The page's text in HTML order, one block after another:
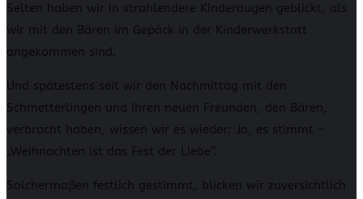
Selten haben wir in strahlendere Kinderaugen geblickt, als
wir mit den Bären im Gepäck in der Kinderwerkstatt
angekommen sind.
Und spätestens seit wir den Nachmittag mit den
Schmetterlingen und ihren neuen Freunden, den Bären,
verbracht haben, wissen wir es wieder: Ja, es stimmt –
„Weihnachten ist das Fest der Liebe”.
Solchermaßen festlich gestimmt, blicken wir zuversichtlich